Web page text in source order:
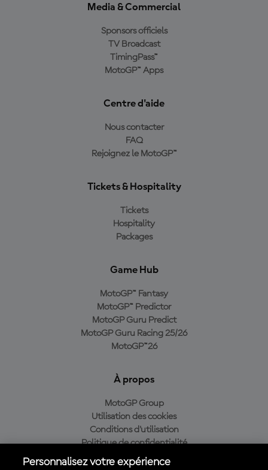
Media & Commercial
Sponsors officiels
TV Broadcast
TimingPass™
MotoGP™ Apps
Centre d'aide
Nous contacter
FAQ
Rejoignez le MotoGP™
Tickets & Hospitality
Tickets
Hospitality
Packages
Game Hub
MotoGP™ Fantasy
MotoGP™ Predictor
MotoGP Guru Predict
MotoGP Guru Racing 25/26
MotoGP™26
À propos
MotoGP Group
Utilisation des cookies
Conditions d'utilisation
Politique de confidentialité
Politique d’achat
Personnalisez votre expérience